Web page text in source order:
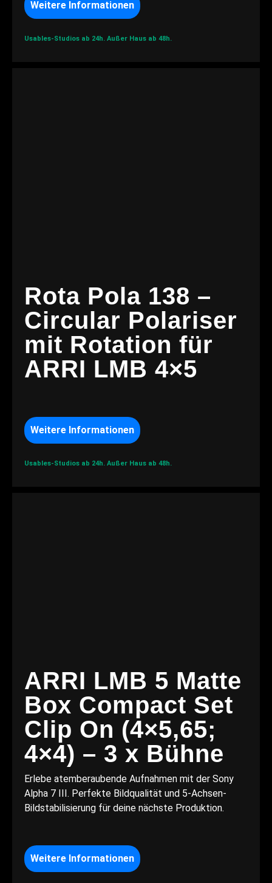
Weitere Informationen
Usables-Studios ab 24h. Außer Haus ab 48h.
Rota Pola 138 –
Circular Polariser
mit Rotation für
ARRI LMB 4×5
Weitere Informationen
Usables-Studios ab 24h. Außer Haus ab 48h.
ARRI LMB 5 Matte
Box Compact Set
Clip On (4×5,65;
4×4) – 3 x Bühne
Erlebe atemberaubende Aufnahmen mit der Sony
Alpha 7 III. Perfekte Bildqualität und 5-Achsen-
Bildstabilisierung für deine nächste Produktion.
Weitere Informationen